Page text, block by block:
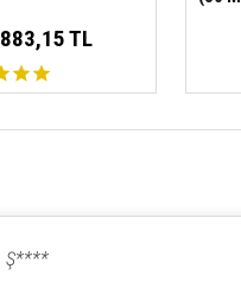
883,15 TL
Ş****